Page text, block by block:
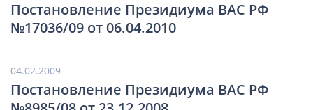
Постановление Президиума ВАС РФ
№17036/09 от 06.04.2010
04.02.2009
Постановление Президиума ВАС РФ